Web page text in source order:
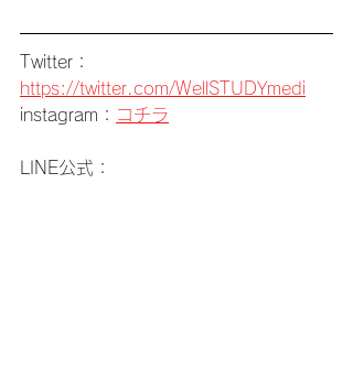
Twitter：
https://twitter.com/WellSTUDYmedi
instagram： コチラ
LINE公式：